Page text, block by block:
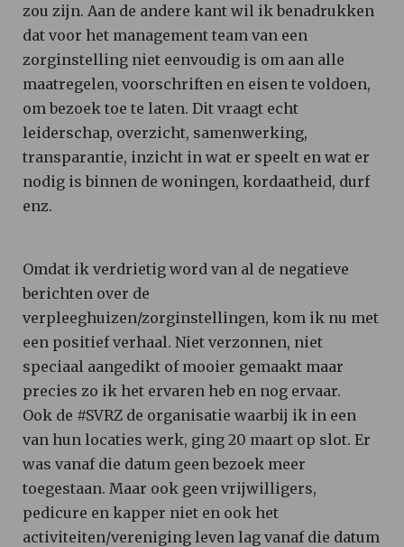
zou zijn. Aan de andere kant wil ik benadrukken
dat voor het management team van een
zorginstelling niet eenvoudig is om aan alle
maatregelen, voorschriften en eisen te voldoen,
om bezoek toe te laten. Dit vraagt echt
leiderschap, overzicht, samenwerking,
transparantie, inzicht in wat er speelt en wat er
nodig is binnen de woningen, kordaatheid, durf
enz.
Omdat ik verdrietig word van al de negatieve
berichten over de
verpleeghuizen/zorginstellingen, kom ik nu met
een positief verhaal. Niet verzonnen, niet
speciaal aangedikt of mooier gemaakt maar
precies zo ik het ervaren heb en nog ervaar.
Ook de #SVRZ de organisatie waarbij ik in een
van hun locaties werk, ging 20 maart op slot. Er
was vanaf die datum geen bezoek meer
toegestaan. Maar ook geen vrijwilligers,
pedicure en kapper niet en ook het
activiteiten/vereniging leven lag vanaf die datum